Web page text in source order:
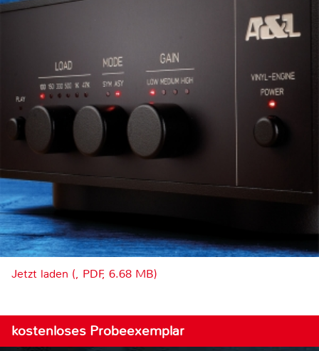
Jetzt laden (, PDF, 6.68 MB)
kostenloses Probeexemplar